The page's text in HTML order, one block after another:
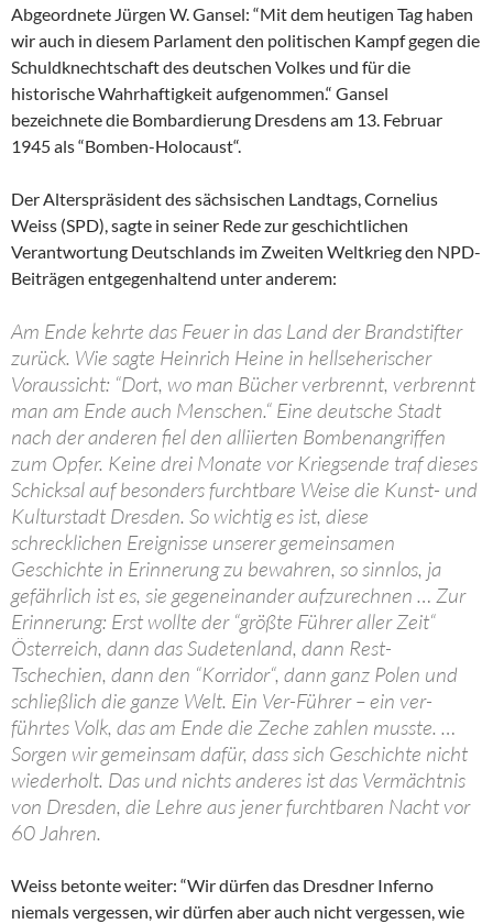
Abgeordnete Jürgen W. Gansel: “Mit dem heutigen Tag haben
wir auch in diesem Parlament den politischen Kampf gegen die
Schuldknechtschaft des deutschen Volkes und für die
historische Wahrhaftigkeit aufgenommen.“ Gansel
bezeichnete die Bombardierung Dresdens am 13. Februar
1945 als “Bomben-Holocaust“.
Der Alterspräsident des sächsischen Landtags, Cornelius
Weiss (SPD), sagte in seiner Rede zur geschichtlichen
Verantwortung Deutschlands im Zweiten Weltkrieg den NPD-
Beiträgen entgegenhaltend unter anderem:
Am Ende kehrte das Feuer in das Land der Brandstifter
zurück. Wie sagte Heinrich Heine in hellseherischer
Voraussicht: “Dort, wo man Bücher verbrennt, verbrennt
man am Ende auch Menschen.“ Eine deutsche Stadt
nach der anderen fiel den alliierten Bombenangriffen
zum Opfer. Keine drei Monate vor Kriegsende traf dieses
Schicksal auf besonders furchtbare Weise die Kunst- und
Kulturstadt Dresden. So wichtig es ist, diese
schrecklichen Ereignisse unserer gemeinsamen
Geschichte in Erinnerung zu bewahren, so sinnlos, ja
gefährlich ist es, sie gegeneinander aufzurechnen … Zur
Erinnerung: Erst wollte der “größte Führer aller Zeit“
Österreich, dann das Sudetenland, dann Rest-
Tschechien, dann den “Korridor“, dann ganz Polen und
schließlich die ganze Welt. Ein Ver-Führer – ein ver-
führtes Volk, das am Ende die Zeche zahlen musste. …
Sorgen wir gemeinsam dafür, dass sich Geschichte nicht
wiederholt. Das und nichts anderes ist das Vermächtnis
von Dresden, die Lehre aus jener furchtbaren Nacht vor
60 Jahren.
Weiss betonte weiter: “Wir dürfen das Dresdner Inferno
niemals vergessen, wir dürfen aber auch nicht vergessen, wie